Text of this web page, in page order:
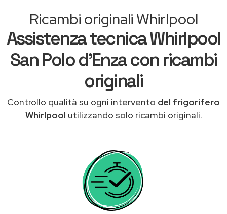
Ricambi originali Whirlpool
Assistenza tecnica Whirlpool
San Polo d'Enza con ricambi
originali
Controllo qualità su ogni intervento del frigorifero
Whirlpool utilizzando solo ricambi originali.